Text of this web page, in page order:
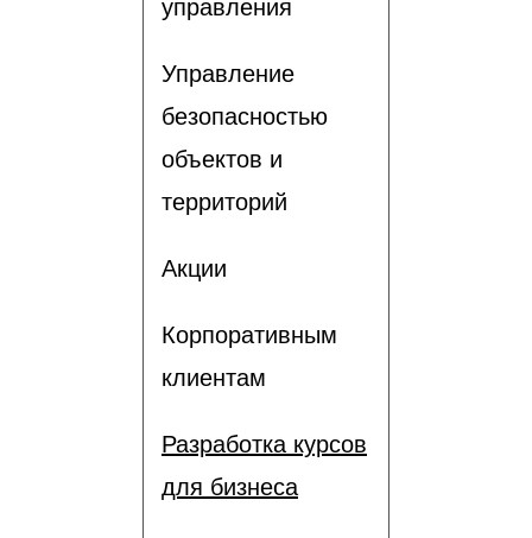
управления
Управление
безопасностью
объектов и
территорий
Акции
Корпоративным
клиентам
Разработка курсов
для бизнеса